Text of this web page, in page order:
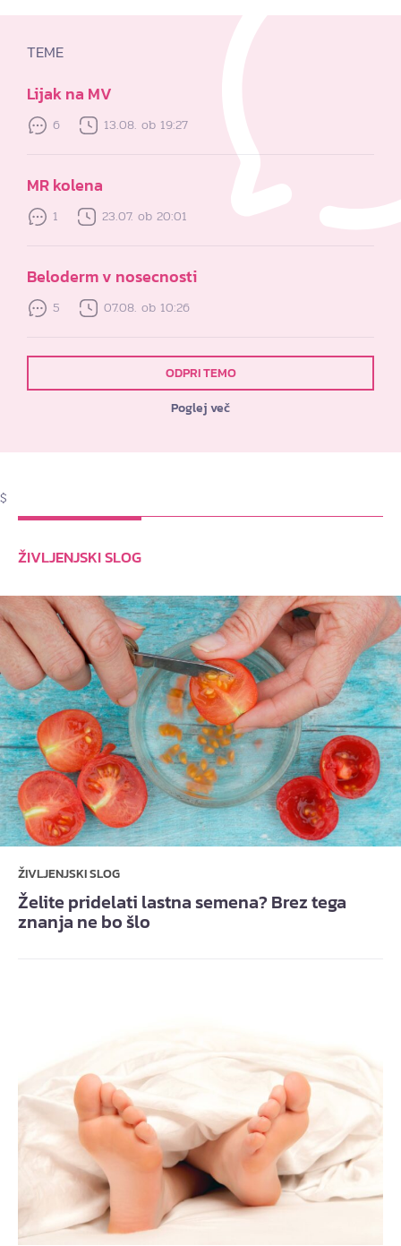
TEME
Lijak na MV
6 13.08. ob 19:27
MR kolena
1 23.07. ob 20:01
Beloderm v nosecnosti
5 07.08. ob 10:26
ODPRI TEMO
Poglej več
$
ŽIVLJENJSKI SLOG
ŽIVLJENJSKI SLOG
Želite pridelati lastna semena? Brez tega
znanja ne bo šlo